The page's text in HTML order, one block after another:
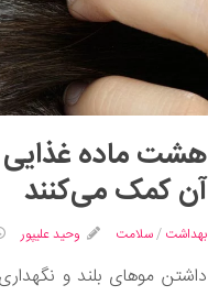
هشت ماده غذایی
آن کمک می‌کنند
بهداشت /سلامت وحید علیپور
داشتن موهای بلند و